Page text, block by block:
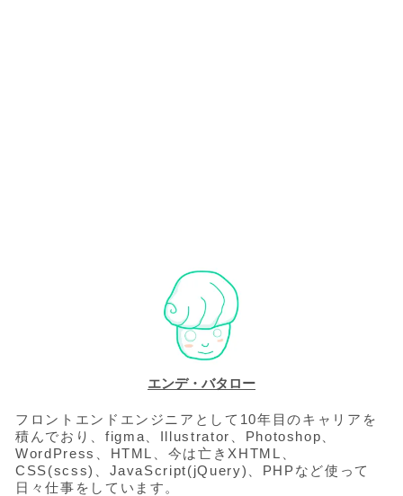
エンデ・バタロー
フロントエンドエンジニアとして10年目のキャリアを
積んでおり、figma、Illustrator、Photoshop、
WordPress、HTML、今は亡きXHTML、
CSS(scss)、JavaScript(jQuery)、PHPなど使って
日々仕事をしています。